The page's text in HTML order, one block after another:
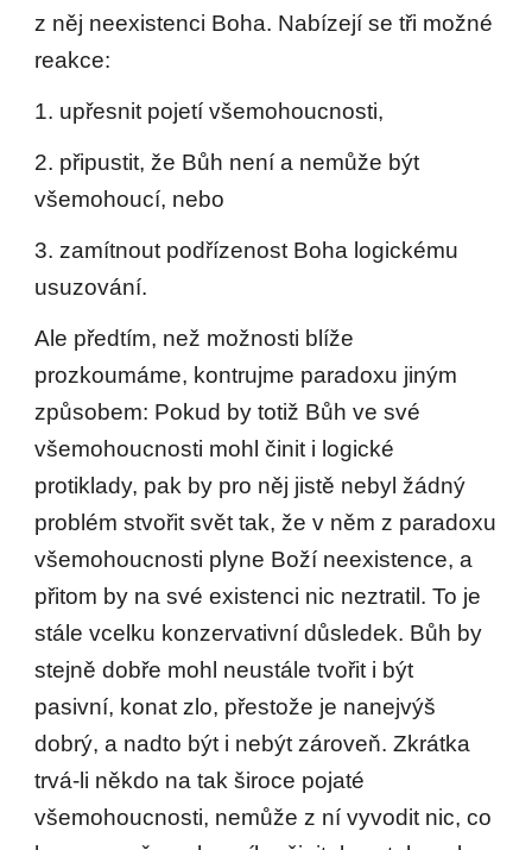
z něj neexistenci Boha. Nabízejí se tři možné
reakce:
1. upřesnit pojetí všemohoucnosti,
2. připustit, že Bůh není a nemůže být
všemohoucí, nebo
3. zamítnout podřízenost Boha logickému
usuzování.
Ale předtím, než možnosti blíže
prozkoumáme, kontrujme paradoxu jiným
způsobem: Pokud by totiž Bůh ve své
všemohoucnosti mohl činit i logické
protiklady, pak by pro něj jistě nebyl žádný
problém stvořit svět tak, že v něm z paradoxu
všemohoucnosti plyne Boží neexistence, a
přitom by na své existenci nic neztratil. To je
stále vcelku konzervativní důsledek. Bůh by
stejně dobře mohl neustále tvořit i být
pasivní, konat zlo, přestože je nanejvýš
dobrý, a nadto být i nebýt zároveň. Zkrátka
trvá-li někdo na tak široce pojaté
všemohoucnosti, nemůže z ní vyvodit nic, co